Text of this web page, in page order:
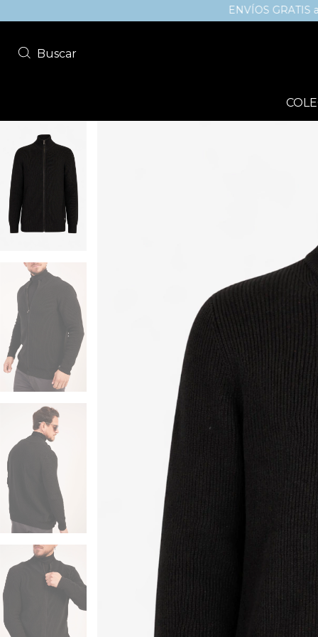
ENVÍOS GRATIS a todo el
Buscar